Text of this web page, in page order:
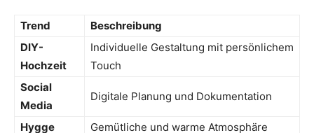
Trend
Beschreibung
DIY-
Hochzeit
Individuelle Gestaltung mit persönlichem
Touch
Social
Media
Digitale Planung und Dokumentation
Hygge Gemütliche und warme Atmosphäre